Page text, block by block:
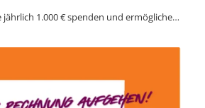
jährlich 1.000 € spenden und ermögliche…